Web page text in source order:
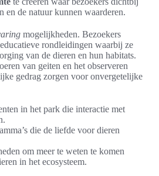
en de natuur kunnen waarderen.
mogelijkheden. Bezoekers
rondleidingen waarbij ze
van de dieren en hun habitats.
van geiten en het observeren
gedrag zorgen voor onvergetelijke
in het park die interactie met
die de liefde voor dieren
om meer te weten te komen
in het ecosysteem.